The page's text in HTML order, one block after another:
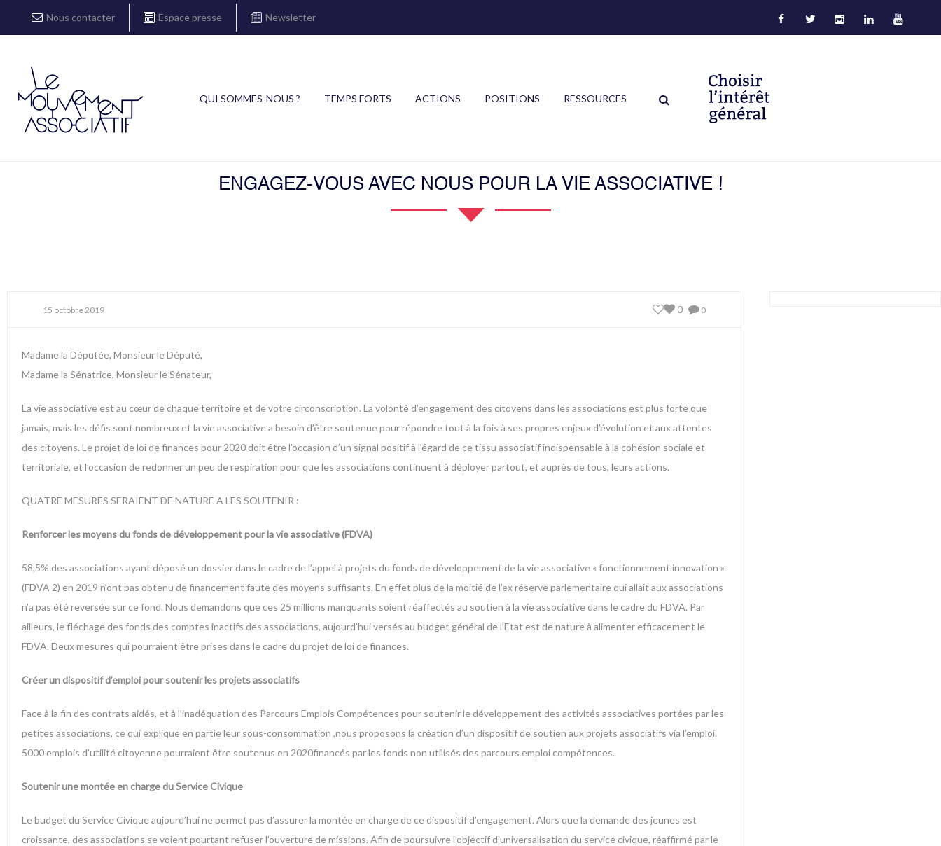
Nous contacter Espace presse Newsletter
QUI SOMMES-NOUS ? TEMPS FORTS ACTIONS POSITIONS RESSOURCES
ENGAGEZ-VOUS AVEC NOUS POUR LA VIE ASSOCIATIVE !
15 octobre 2019 0
0
Madame la Députée, Monsieur le Député,
Madame la Sénatrice, Monsieur le Sénateur,
La vie associative est au cœur de chaque territoire et de votre circonscription. La volonté d’engagement des citoyens dans les associations est plus forte que
jamais, mais les défis sont nombreux et la vie associative a besoin d’être soutenue pour répondre tout à la fois à ses propres enjeux d’évolution et aux attentes
des citoyens. Le projet de loi de finances pour 2020 doit être l’occasion d’un signal positif à l’égard de ce tissu associatif indispensable à la cohésion sociale et
territoriale, et l’occasion de redonner un peu de respiration pour que les associations continuent à déployer partout, et auprès de tous, leurs actions.
QUATRE MESURES SERAIENT DE NATURE A LES SOUTENIR :
Renforcer les moyens du fonds de développement pour la vie associative (FDVA)
58,5% des associations ayant déposé un dossier dans le cadre de l’appel à projets du fonds de développement de la vie associative « fonctionnement innovation »
(FDVA 2) en 2019 n’ont pas obtenu de financement faute des moyens suffisants. En effet plus de la moitié de l’ex réserve parlementaire qui allait aux associations
n’a pas été reversée sur ce fond. Nous demandons que ces 25 millions manquants soient réaffectés au soutien à la vie associative dans le cadre du FDVA. Par
ailleurs, le fléchage des fonds des comptes inactifs des associations, aujourd’hui versés au budget général de l’Etat est de nature à alimenter efficacement le
FDVA. Deux mesures qui pourraient être prises dans le cadre du projet de loi de finances.
Créer un dispositif d’emploi pour soutenir les projets associatifs
Face à la fin des contrats aidés, et à l’inadéquation des Parcours Emplois Compétences pour soutenir le développement des activités associatives portées par les
petites associations, ce qui explique en partie leur sous-consommation ,nous proposons la création d’un dispositif de soutien aux projets associatifs via l’emploi.
5000 emplois d’utilité citoyenne pourraient être soutenus en 2020financés par les fonds non utilisés des parcours emploi compétences.
Soutenir une montée en charge du Service Civique
Le budget du Service Civique aujourd’hui ne permet pas d’assurer la montée en charge de ce dispositif d’engagement. Alors que la demande des jeunes est
croissante, des associations se voient pourtant refuser l’ouverture de missions. Afin de poursuivre l’objectif d’universalisation du service civique, réaffirmé par le